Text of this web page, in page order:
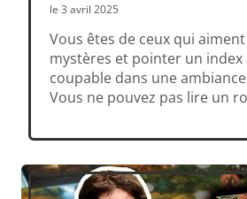
le 3 avril 2025
Vous êtes de ceux qui
mystères et pointer un
coupable dans une
Vous ne pouvez pas lire un
chausser vos lunettes de
équipe : à l’occasion de la […]